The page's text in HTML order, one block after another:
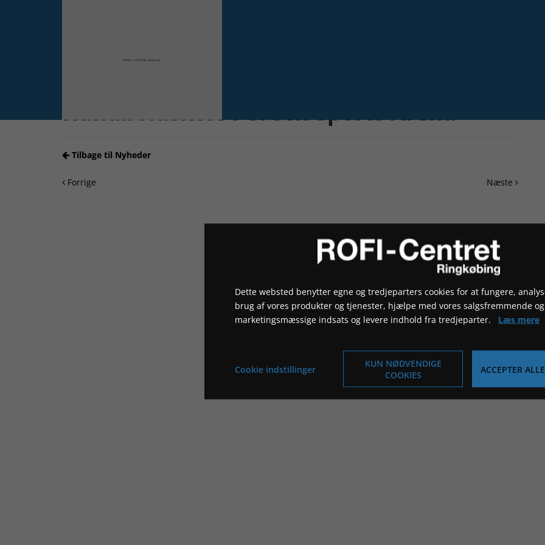
Håndboldskole i Green Sports Arena
Tilbage til Nyheder
Forrige Næste
Dette websted benytter egne og tredjeparters cookies for at fungere,
brug af vores produkter og tjenester, hjælpe med vores salgsfremmende og
marketingsmæssige indsats og levere indhold fra tredjeparter. Læs mere
Cookie indstillinger
KUN NØDVENDIGE
COOKIES
ACCEPTER